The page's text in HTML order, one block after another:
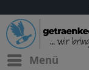
Menü